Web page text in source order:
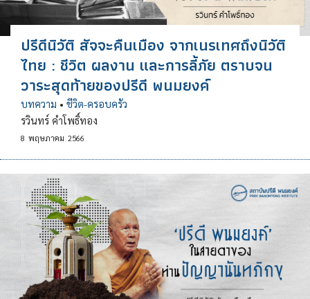
ปรีดีนิวัติ สัจจะคืนเมือง จากเนรเทศถึงนิวัติ
ไทย : ชีวิต ผลงาน และการลี้ภัย ตราบจน
วาระสุดท้ายของปรีดี พนมยงค์
บทความ • ชีวิต-ครอบครัว
รวินทร์ คำโพธิ์ทอง
8 พฤษภาคม 2566